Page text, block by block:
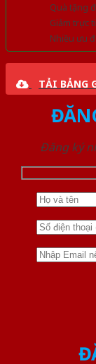
Quà tặng
Giảm trực
Nhiều ưu
TẢI BẢNG
Đăng ký